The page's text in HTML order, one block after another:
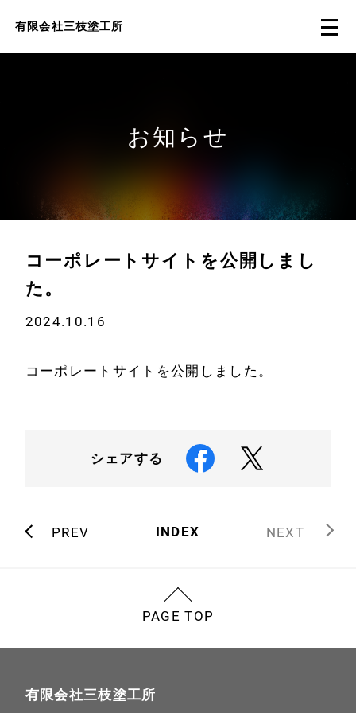
有限会社三枝塗工所
会社案内
ギャラリー
お問い合わせ
お知らせ
コーポレートサイトを公開しまし
た。
2024.10.16
コーポレートサイトを公開しました。
シェアする
PREV INDEX NEXT
PAGE TOP
有限会社三枝塗工所